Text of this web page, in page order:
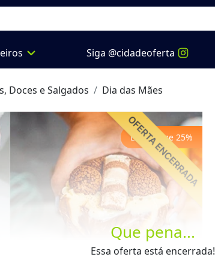
expand_more Siga @cidadeoferta
Doces e Salgados Dia das Mães
Que pena...
Essa oferta está encerrada!
Economize 25%